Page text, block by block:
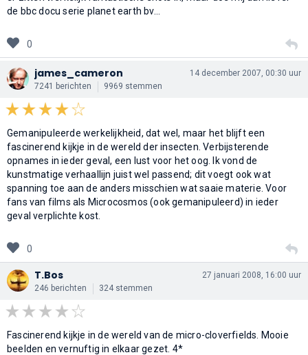
de bbc docu serie planet earth bv...
0
james_cameron
7241 berichten 9969 stemmen
14 december 2007, 00:30 uur
Gemanipuleerde werkelijkheid, dat wel, maar het blijft een
fascinerend kijkje in de wereld der insecten. Verbijsterende
opnames in ieder geval, een lust voor het oog. Ik vond de
kunstmatige verhaallijn juist wel passend; dit voegt ook wat
spanning toe aan de anders misschien wat saaie materie. Voor
fans van films als Microcosmos (ook gemanipuleerd) in ieder
geval verplichte kost.
0
T.Bos
246 berichten 324 stemmen
27 januari 2008, 16:00 uur
Fascinerend kijkje in de wereld van de micro-cloverfields. Mooie
beelden en vernuftig in elkaar gezet. 4*